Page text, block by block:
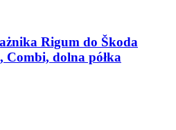
Rigum do Škoda
Combi, dolna półka